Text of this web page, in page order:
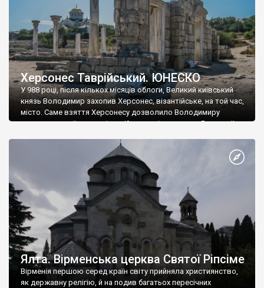
Херсонес Таврійський. ЮНЕСКО
У 988 році, після кількох місяців облоги, Великий київський
князь Володимир захопив Херсонес, візантійське, на той час,
місто. Саме взяття Херсонесу дозволило Володимиру
диктувати свої умови візантійському імператору Василю ІІ, та
Херсонесі Володимир-язичник, став Василем-християнином.
А потім було Хрещення Русі. На честь Херсонесу Таврійського
Ялта. Вірменська церква Святої Ріпсіме
Вірменія першою серед країн світу прийняла християнство,
як державну релігію, й на подив багатьох пересічних